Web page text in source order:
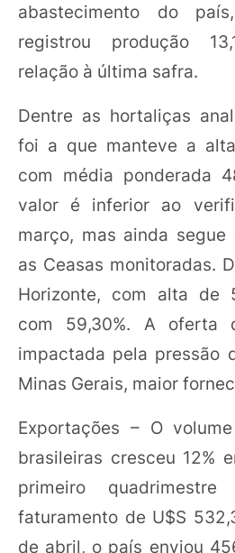
abastecimento do
registrou produção
relação à última safra.
Dentre as hortaliças
foi a que manteve a
com média ponderada
valor é inferior ao
março, mas ainda
as Ceasas monitoradas.
Horizonte, com alta de
com 59,30%. A oferta
impactada pela pressão
Minas Gerais, maior
Exportações – O
brasileiras cresceu 12%
primeiro
faturamento de U$S
de abril, o país enviou